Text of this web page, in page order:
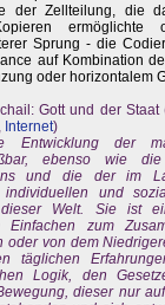
der Zellteilung, die
Sprung - die
auf Kombination
oder horizontalem
Gott und der
Internet)
Entwicklung der
ebenso wie
und die der im
individuellen und
Welt. Sie ist
Einfachen zum
oder von dem
täglichen
Logik, den
dieser nur